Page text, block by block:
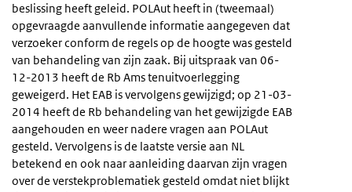
beslissing heeft geleid. POLAut heeft in (tweemaal)
opgevraagde aanvullende informatie aangegeven dat
verzoeker conform de regels op de hoogte was gesteld
van behandeling van zijn zaak. Bij uitspraak van 06-
12-2013 heeft de Rb Ams tenuitvoerlegging
geweigerd. Het EAB is vervolgens gewijzigd; op 21-03-
2014 heeft de Rb behandeling van het gewijzigde EAB
aangehouden en weer nadere vragen aan POLAut
gesteld. Vervolgens is de laatste versie aan NL
betekend en ook naar aanleiding daarvan zijn vragen
over de verstekproblematiek gesteld omdat niet blijkt